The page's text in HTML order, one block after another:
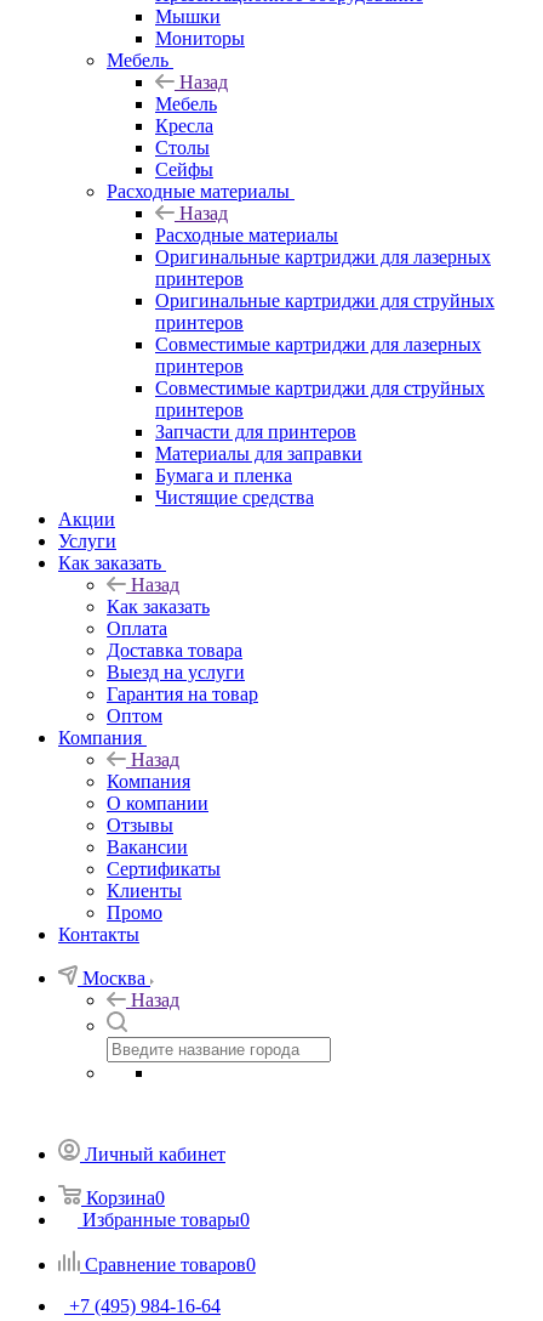
Мышки
Мониторы
Мебель
Назад
Мебель
Кресла
Столы
Сейфы
Расходные материалы
Назад
Расходные материалы
Оригинальные картриджи для лазерных
принтеров
Оригинальные картриджи для струйных
принтеров
Совместимые картриджи для лазерных
принтеров
Совместимые картриджи для струйных
принтеров
Запчасти для принтеров
Материалы для заправки
Бумага и пленка
Чистящие средства
Акции
Услуги
Как заказать
Назад
Как заказать
Оплата
Доставка товара
Выезд на услуги
Гарантия на товар
Оптом
Компания
Назад
Компания
О компании
Отзывы
Вакансии
Сертификаты
Клиенты
Промо
Контакты
Москва
Назад
Личный кабинет
Корзина0
Избранные товары0
Сравнение товаров0
+7 (495) 984-16-64